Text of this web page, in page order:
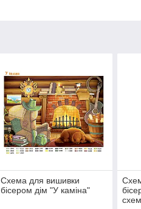
Схема для вишивки
бісером дім "У каміна"